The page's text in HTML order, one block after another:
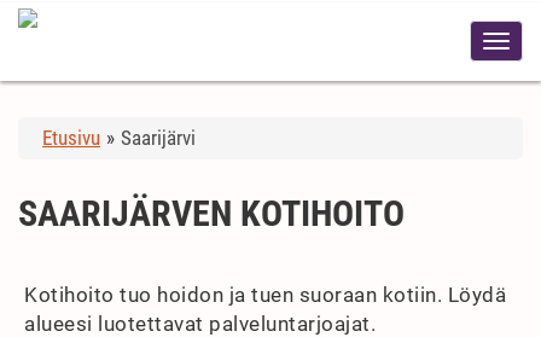
Etusivu » Saarijärvi
SAARIJÄRVEN KOTIHOITO
Kotihoito tuo hoidon ja tuen suoraan kotiin. Löydä
alueesi luotettavat palveluntarjoajat.